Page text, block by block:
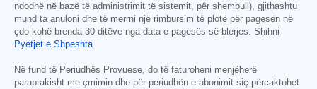
ndodhë në bazë të administrimit të sistemit, për shembull), gjithashtu
mund ta anuloni dhe të merrni një rimbursim të plotë për pagesën në
çdo kohë brenda 30 ditëve nga data e pagesës së blerjes. Shihni
Pyetjet e Shpeshta
Në fund të Periudhës Provuese, do të faturoheni menjëherë
paraprakisht me çmimin dhe për periudhën e abonimit siç përcaktohet